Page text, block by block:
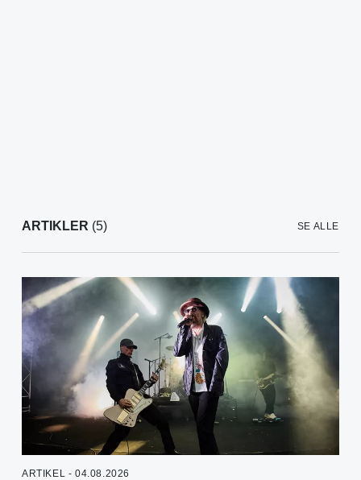
ARTIKLER (5) SE ALLE
ARTIKEL - 04.08.2026